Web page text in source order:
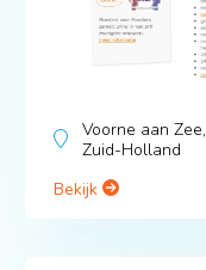
Voorne aan Zee,
Zuid-Holland
Bekijk